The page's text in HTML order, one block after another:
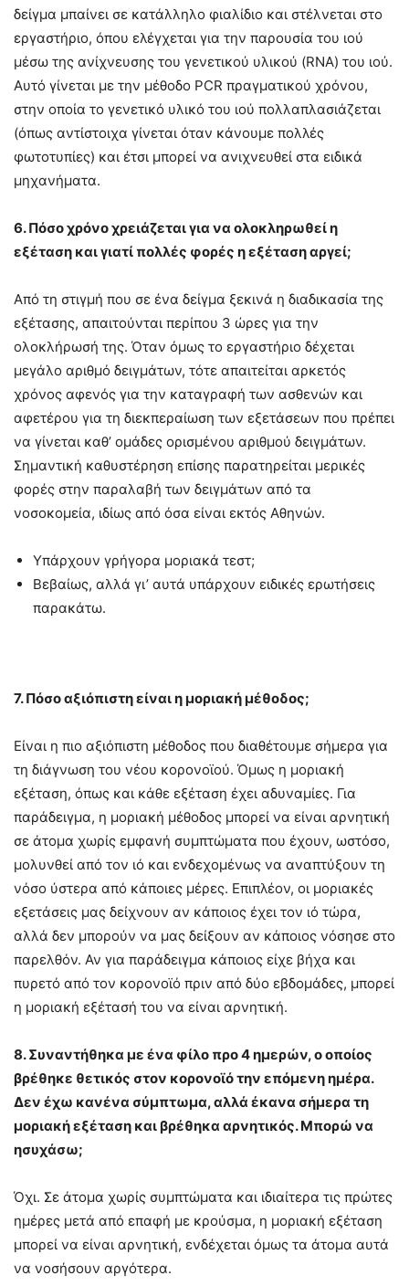
δείγμα μπαίνει σε κατάλληλο φιαλίδιο και στέλνεται στο
εργαστήριο, όπου ελέγχεται για την παρουσία του ιού
μέσω της ανίχνευσης του γενετικού υλικού (RNA) του ιού.
Αυτό γίνεται με την μέθοδο PCR πραγματικού χρόνου,
στην οποία το γενετικό υλικό του ιού πολλαπλασιάζεται
(όπως αντίστοιχα γίνεται όταν κάνουμε πολλές
φωτοτυπίες) και έτσι μπορεί να ανιχνευθεί στα ειδικά
μηχανήματα.
6. Πόσο χρόνο χρειάζεται για να ολοκληρωθεί η
εξέταση και γιατί πολλές φορές η εξέταση αργεί;
Από τη στιγμή που σε ένα δείγμα ξεκινά η διαδικασία της
εξέτασης, απαιτούνται περίπου 3 ώρες για την
ολοκλήρωσή της. Όταν όμως το εργαστήριο δέχεται
μεγάλο αριθμό δειγμάτων, τότε απαιτείται αρκετός
χρόνος αφενός για την καταγραφή των ασθενών και
αφετέρου για τη διεκπεραίωση των εξετάσεων που πρέπει
να γίνεται καθ’ ομάδες ορισμένου αριθμού δειγμάτων.
Σημαντική καθυστέρηση επίσης παρατηρείται μερικές
φορές στην παραλαβή των δειγμάτων από τα
νοσοκομεία, ιδίως από όσα είναι εκτός Αθηνών.
Υπάρχουν γρήγορα μοριακά τεστ;
Βεβαίως, αλλά γι’ αυτά υπάρχουν ειδικές ερωτήσεις
παρακάτω.
7. Πόσο αξιόπιστη είναι η μοριακή μέθοδος;
Είναι η πιο αξιόπιστη μέθοδος που διαθέτουμε σήμερα για
τη διάγνωση του νέου κορονοϊού. Όμως η μοριακή
εξέταση, όπως και κάθε εξέταση έχει αδυναμίες. Για
παράδειγμα, η μοριακή μέθοδος μπορεί να είναι αρνητική
σε άτομα χωρίς εμφανή συμπτώματα που έχουν, ωστόσο,
μολυνθεί από τον ιό και ενδεχομένως να αναπτύξουν τη
νόσο ύστερα από κάποιες μέρες. Επιπλέον, οι μοριακές
εξετάσεις μας δείχνουν αν κάποιος έχει τον ιό τώρα,
αλλά δεν μπορούν να μας δείξουν αν κάποιος νόσησε στο
παρελθόν. Αν για παράδειγμα κάποιος είχε βήχα και
πυρετό από τον κορονοϊό πριν από δύο εβδομάδες, μπορεί
η μοριακή εξέτασή του να είναι αρνητική.
8. Συναντήθηκα με ένα φίλο προ 4 ημερών, ο οποίος
βρέθηκε θετικός στον κορονοϊό την επόμενη ημέρα.
Δεν έχω κανένα σύμπτωμα, αλλά έκανα σήμερα τη
μοριακή εξέταση και βρέθηκα αρνητικός. Μπορώ να
ησυχάσω;
Όχι. Σε άτομα χωρίς συμπτώματα και ιδιαίτερα τις πρώτες
ημέρες μετά από επαφή με κρούσμα, η μοριακή εξέταση
μπορεί να είναι αρνητική, ενδέχεται όμως τα άτομα αυτά
να νοσήσουν αργότερα.